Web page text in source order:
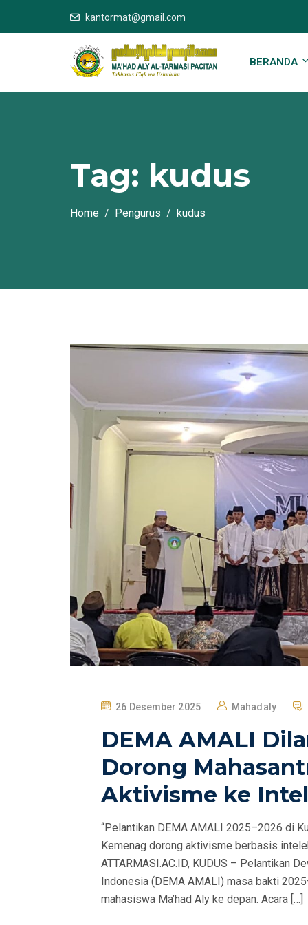
kantormat@gmail.com
BERANDA
Tag: kudus
Home Pengurus kudus
P
S
T
E
D
N
26 Desember 2025 Mahadaly
DEMA AMALI
Dorong
Aktivisme ke
“Pelantikan DEMA AMALI 2025–2026 di
Kemenag dorong aktivisme berbasis
ATTARMASI.AC.ID, KUDUS – Pelantikan
Indonesia (DEMA AMALI) masa bakti
mahasiswa Ma’had Aly ke depan. Acara […]